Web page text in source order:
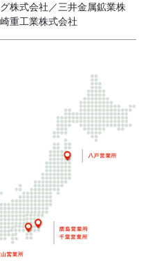
株式会社／三井金属鉱業株
重工業株式会社